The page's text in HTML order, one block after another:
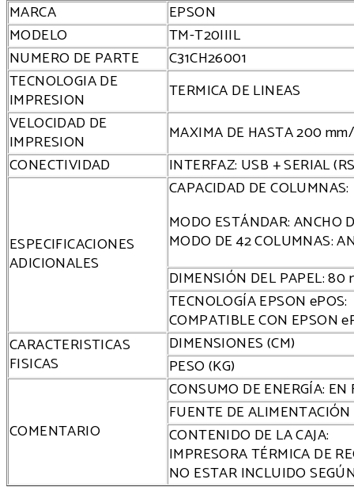
MARCA
EPSON
MODELO
TM-T20IIIL
NUMERO DE PARTE
C31CH26001
TECNOLOGIA DE
IMPRESION
TERMICA DE LINEAS
VELOCIDAD DE
IMPRESION
MAXIMA DE HASTA 200
CONECTIVIDAD
INTERFAZ: USB + SERIAL
ESPECIFICACIONES
ADICIONALES
CAPACIDAD DE COLUMNAS:
MODO ESTÁNDAR: ANCHO
MODO DE 42 COLUMNAS:
DIMENSIÓN DEL PAPEL: 80
TECNOLOGÍA EPSON ePOS:
COMPATIBLE CON EPSON
CARACTERISTICAS
FISICAS
DIMENSIONES (CM)
PESO (KG)
COMENTARIO
CONSUMO DE ENERGÍA:
FUENTE DE
CONTENIDO DE LA CAJA:
IMPRESORA TÉRMICA DE
NO ESTAR INCLUIDO